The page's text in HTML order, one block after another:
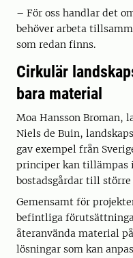
– För oss handlar det
behöver arbeta
som redan finns.
Cirkulär
bara material
Moa Hansson Broman,
Niels de Buin,
gav exempel från
principer kan tillämpas
bostadsgårdar till
Gemensamt för
befintliga
återanvända material
lösningar som kan